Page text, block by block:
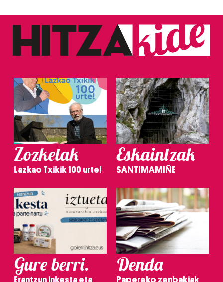
Zozketak
Lazkao Txikik 100 urte!
Eskaintzak
SANTIMAMIÑE
Gure berri.
Erantzun inkesta eta
Denda
Papereko zenbakiak